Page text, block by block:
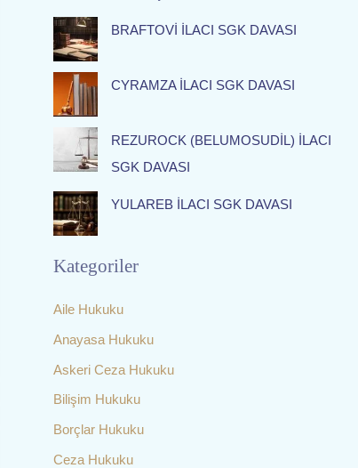
o
r
:
BRAFTOVİ İLACI SGK DAVASI
CYRAMZA İLACI SGK DAVASI
REZUROCK (BELUMOSUDİL) İLACI
SGK DAVASI
YULAREB İLACI SGK DAVASI
Kategoriler
Aile Hukuku
Anayasa Hukuku
Askeri Ceza Hukuku
Bilişim Hukuku
Borçlar Hukuku
Ceza Hukuku